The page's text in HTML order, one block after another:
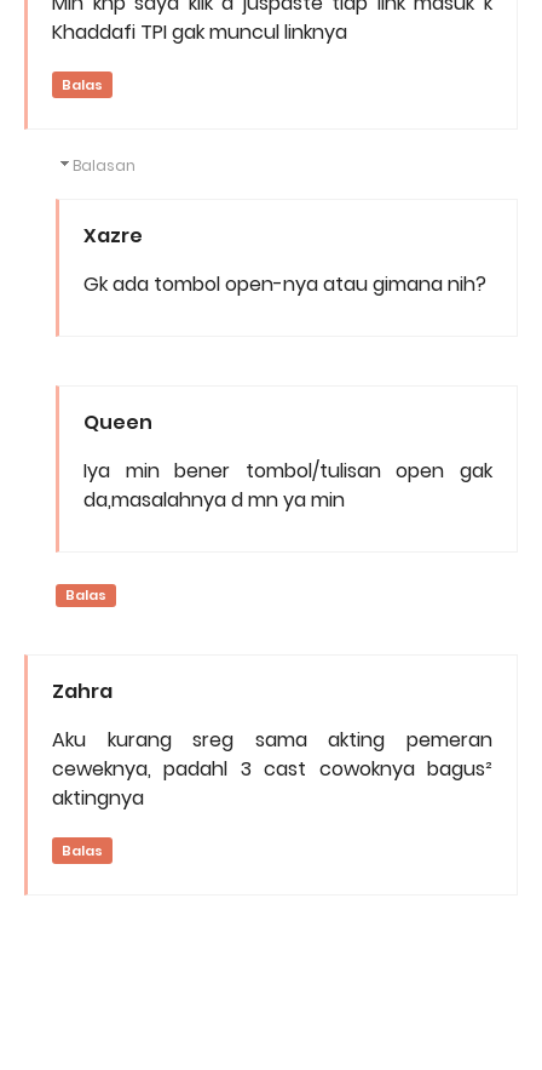
Khaddafi TPI gak muncul linknya
Balas
Balasan
Xazre
Gk ada tombol open-nya atau gimana nih?
Queen
Iya min bener tombol/tulisan open gak
da,masalahnya d mn ya min
Balas
Zahra
Aku kurang sreg sama akting pemeran
ceweknya, padahl 3 cast cowoknya bagus²
aktingnya
Balas